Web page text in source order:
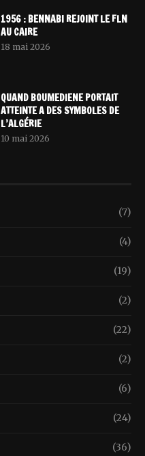
1956 : BENNABI REJOINT LE FLN
AU CAIRE
18 mai 2026
QUAND BOUMEDIENE PORTAIT
ATTEINTE A DES SYMBOLES DE
L’ALGÉRIE
10 mai 2026
(7)
(4)
(19)
(2)
(22)
(2)
(6)
(24)
(36)